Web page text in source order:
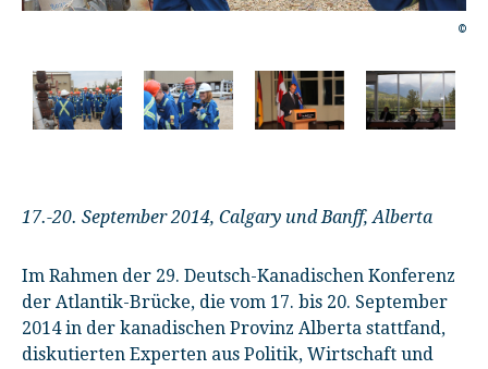
©
17.-20. September 2014, Calgary und Banff, Alberta
Im Rahmen der 29. Deutsch-Kanadischen Konferenz
der Atlantik-Brücke, die vom 17. bis 20. September
2014 in der kanadischen Provinz Alberta stattfand,
diskutierten Experten aus Politik, Wirtschaft und